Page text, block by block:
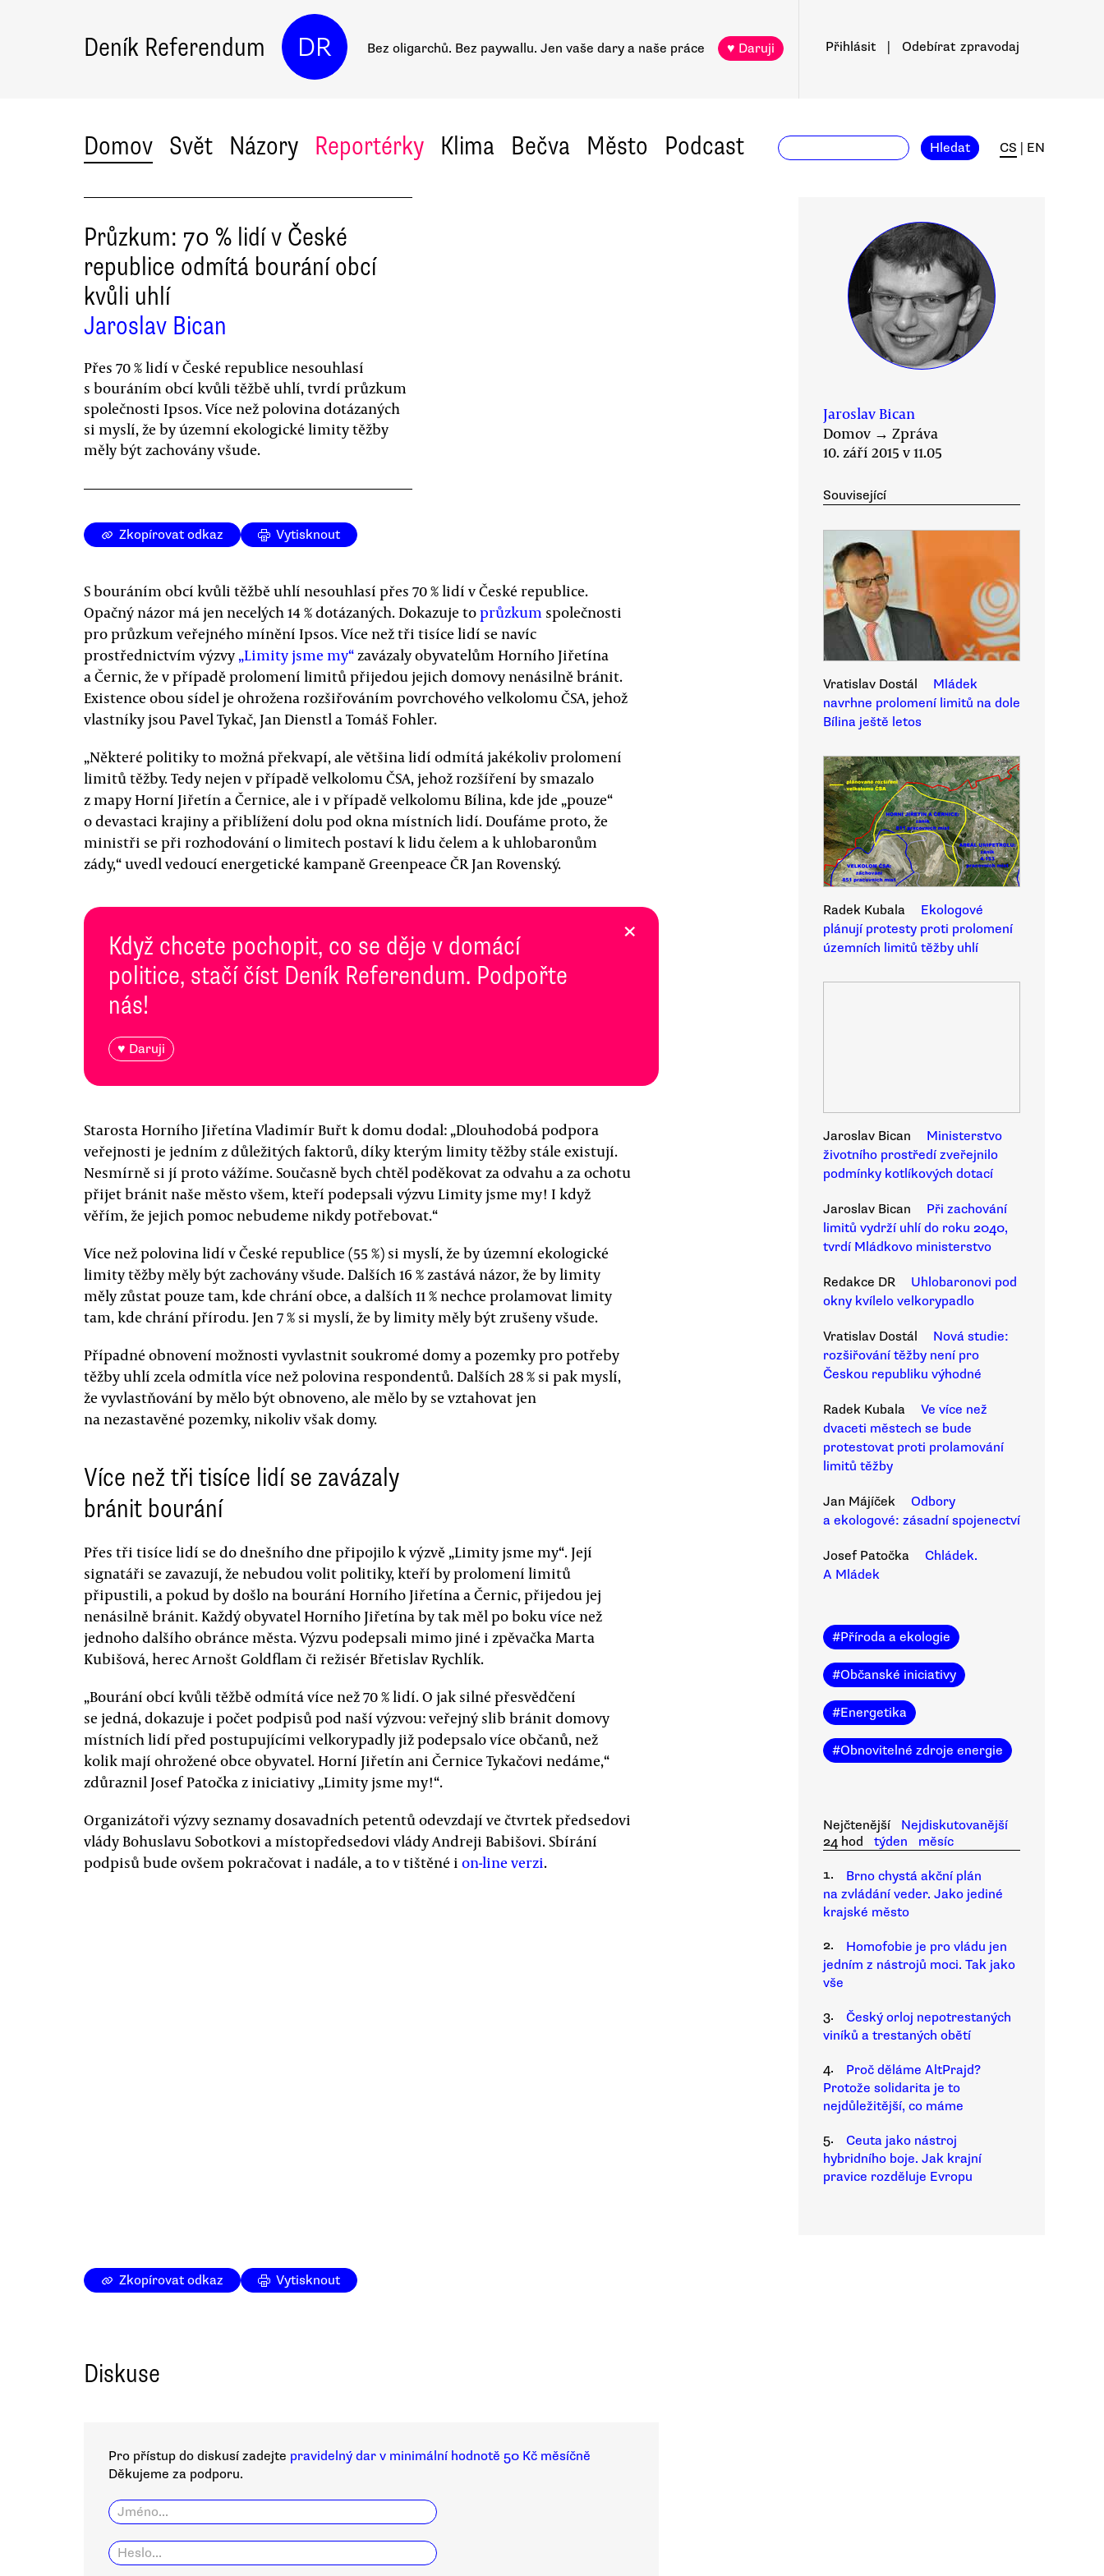
Deník Referendum DR Bez oligarchů. Bez paywallu. Jen vaše dary a naše práce ♥ Daruji Přihlásit Odebírat zpravodaj
Domov Svět Názory Reportérky Klima Bečva Město Podcast Hledat CS EN
Průzkum: 70 % lidí v České
republice odmítá bourání obcí
kvůli uhlí
Jaroslav Bican
Přes 70 % lidí v České republice nesouhlasí
s bouráním obcí kvůli těžbě uhlí, tvrdí průzkum
společnosti Ipsos. Více než polovina dotázaných
si myslí, že by územní ekologické limity těžby
měly být zachovány všude.
Zkopírovat odkaz Vytisknout
S bouráním obcí kvůli těžbě uhlí nesouhlasí přes 70 % lidí v České republice.
Opačný názor má jen necelých 14 % dotázaných. Dokazuje toprůzkum společnosti
pro průzkum veřejného mínění Ipsos. Více než tři tisíce lidí se navíc
prostřednictvím výzvy „Limity jsme my“zavázaly obyvatelům Horního Jiřetína
a Černic, že v případě prolomení limitů přijedou jejich domovy nenásilně bránit.
Existence obou sídel je ohrožena rozšiřováním povrchového velkolomu ČSA, jehož
vlastníky jsou Pavel Tykač, Jan Dienstl a Tomáš Fohler.
„Některé politiky to možná překvapí, ale většina lidí odmítá jakékoliv prolomení
limitů těžby. Tedy nejen v případě velkolomu ČSA, jehož rozšíření by smazalo
z mapy Horní Jiřetín a Černice, ale i v případě velkolomu Bílina, kde jde „pouze“
o devastaci krajiny a přiblížení dolu pod okna místních lidí. Doufáme proto, že
ministři se při rozhodování o limitech postaví k lidu čelem a k uhlobaronům
zády,“ uvedl vedoucí energetické kampaně Greenpeace ČR Jan Rovenský.
Když chcete pochopit, co se děje v domácí
politice, stačí číst Deník Referendum. Podpořte
nás!
♥ Daruji
×
Starosta Horního Jiřetína Vladimír Buřt k domu dodal: „Dlouhodobá podpora
veřejnosti je jedním z důležitých faktorů, díky kterým limity těžby stále existují.
Nesmírně si jí proto vážíme. Současně bych chtěl poděkovat za odvahu a za ochotu
přijet bránit naše město všem, kteří podepsali výzvu Limity jsme my! I když
věřím, že jejich pomoc nebudeme nikdy potřebovat.“
Více než polovina lidí v České republice (55 %) si myslí, že by územní ekologické
limity těžby měly být zachovány všude. Dalších 16 % zastává názor, že by limity
měly zůstat pouze tam, kde chrání obce, a dalších 11 % nechce prolamovat limity
tam, kde chrání přírodu. Jen 7 % si myslí, že by limity měly být zrušeny všude.
Případné obnovení možnosti vyvlastnit soukromé domy a pozemky pro potřeby
těžby uhlí zcela odmítla více než polovina respondentů. Dalších 28 % si pak myslí,
že vyvlastňování by mělo být obnoveno, ale mělo by se vztahovat jen
na nezastavěné pozemky, nikoliv však domy.
Více než tři tisíce lidí se zavázaly
bránit bourání
Přes tři tisíce lidí se do dnešního dne připojilo k výzvě „Limity jsme my“. Její
signatáři se zavazují, že nebudou volit politiky, kteří by prolomení limitů
připustili, a pokud by došlo na bourání Horního Jiřetína a Černic, přijedou jej
nenásilně bránit. Každý obyvatel Horního Jiřetína by tak měl po boku více než
jednoho dalšího obránce města. Výzvu podepsali mimo jiné i zpěvačka Marta
Kubišová, herec Arnošt Goldflam či režisér Břetislav Rychlík.
„Bourání obcí kvůli těžbě odmítá více než 70 % lidí. O jak silné přesvědčení
se jedná, dokazuje i počet podpisů pod naší výzvou: veřejný slib bránit domovy
místních lidí před postupujícími velkorypadly již podepsalo více občanů, než
kolik mají ohrožené obce obyvatel. Horní Jiřetín ani Černice Tykačovi nedáme,“
zdůraznil Josef Patočka z iniciativy „Limity jsme my!“.
Organizátoři výzvy seznamy dosavadních petentů odevzdají ve čtvrtek předsedovi
vlády Bohuslavu Sobotkovi a místopředsedovi vlády Andreji Babišovi. Sbírání
podpisů bude ovšem pokračovat i nadále, a to v tištěné i on-line verzi.
Jaroslav Bican
Domov → Zpráva
10. září 2015 v 11.05
Související
Vratislav Dostál
Mládek
navrhne prolomení limitů na dole
Bílina ještě letos
Radek Kubala
Ekologové
plánují protesty proti prolomení
územních limitů těžby uhlí
Jaroslav Bican
Ministerstvo
životního prostředí zveřejnilo
podmínky kotlíkových dotací
Jaroslav Bican
Při zachování
limitů vydrží uhlí do roku 2040,
tvrdí Mládkovo ministerstvo
Redakce DR
Uhlobaronovi pod
okny kvílelo velkorypadlo
Vratislav Dostál
Nová studie:
rozšiřování těžby není pro
Českou republiku výhodné
Radek Kubala
Ve více než
dvaceti městech se bude
protestovat proti prolamování
limitů těžby
Jan Májíček
Odbory
a ekologové: zásadní spojenectví
Josef Patočka
Chládek.
A Mládek
#Příroda a ekologie
#Občanské iniciativy
#Energetika
#Obnovitelné zdroje energie
Nejčtenější
Nejdiskutovanější
24 hod
týden
měsíc
1.
Brno chystá akční plán
na zvládání veder. Jako jediné
krajské město
2.
Homofobie je pro vládu jen
jedním z nástrojů moci. Tak jako
vše
3.
Český orloj nepotrestaných
viníků a trestaných obětí
4.
Proč děláme AltPrajd?
Protože solidarita je to
nejdůležitější, co máme
5.
Ceuta jako nástroj
hybridního boje. Jak krajní
pravice rozděluje Evropu
Zkopírovat odkaz Vytisknout
Diskuse
Pro přístup do diskusí zadejte pravidelný dar v minimální hodnotě 50 Kč měsíčně
Děkujeme za podporu.